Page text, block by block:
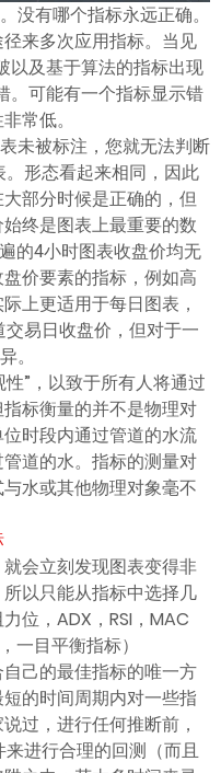
没有哪个指标永远正确。
来多次应用指标。当见
以及基于算法的指标出现
。可能有一个指标显示错
常低。
未被标注，您就无法判断
形态看起来相同，因此
部分时候是正确的，但
终是图表上最重要的数
的4小时图表收盘价均无
价要素的指标，例如高
上更适用于每日图表，
易日收盘价，但对于一
。
”，以致于所有人将通过
标衡量的并不是物理对
时段内通过管道的水流
道的水。指标的测量对
水或其他物理对象毫不
会立刻发现图表变得非
以只能从指标中选择几
位，ADX，RSI，MAC
一目平衡指标）
己的最佳指标的唯一方
的时间周期内对一些指
过，进行任何推断前，
进行合理的回测（而且